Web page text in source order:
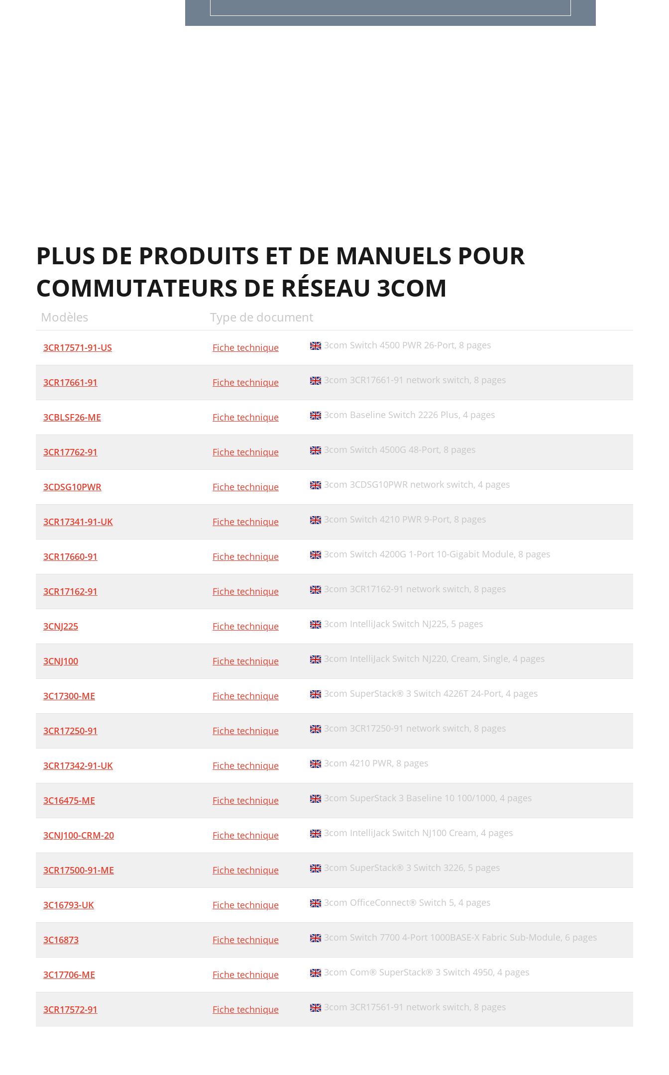
PLUS DE PRODUITS ET DE MANUELS POUR
COMMUTATEURS DE RÉSEAU 3COM
Modèles Type de document
3CR17571-91-US Fiche technique 3com Switch 4500 PWR 26-Port, 8 pages
3CR17661-91 Fiche technique 3com 3CR17661-91 network switch, 8 pages
3CBLSF26-ME Fiche technique 3com Baseline Switch 2226 Plus, 4 pages
3CR17762-91 Fiche technique 3com Switch 4500G 48-Port, 8 pages
3CDSG10PWR Fiche technique 3com 3CDSG10PWR network switch, 4 pages
3CR17341-91-UK Fiche technique 3com Switch 4210 PWR 9-Port, 8 pages
3CR17660-91 Fiche technique 3com Switch 4200G 1-Port 10-Gigabit Module, 8 pages
3CR17162-91 Fiche technique 3com 3CR17162-91 network switch, 8 pages
3CNJ225 Fiche technique 3com IntelliJack Switch NJ225, 5 pages
3CNJ100 Fiche technique 3com IntelliJack Switch NJ220, Cream, Single, 4 pages
3C17300-ME Fiche technique 3com SuperStack® 3 Switch 4226T 24-Port, 4 pages
3CR17250-91 Fiche technique 3com 3CR17250-91 network switch, 8 pages
3CR17342-91-UK Fiche technique 3com 4210 PWR, 8 pages
3C16475-ME Fiche technique 3com SuperStack 3 Baseline 10 100/1000, 4 pages
3CNJ100-CRM-20 Fiche technique 3com IntelliJack Switch NJ100 Cream, 4 pages
3CR17500-91-ME Fiche technique 3com SuperStack® 3 Switch 3226, 5 pages
3C16793-UK Fiche technique 3com OfficeConnect® Switch 5, 4 pages
3C16873 Fiche technique 3com Switch 7700 4-Port 1000BASE-X Fabric Sub-Module, 6 pages
3C17706-ME Fiche technique 3com Com® SuperStack® 3 Switch 4950, 4 pages
3CR17572-91 Fiche technique 3com 3CR17561-91 network switch, 8 pages